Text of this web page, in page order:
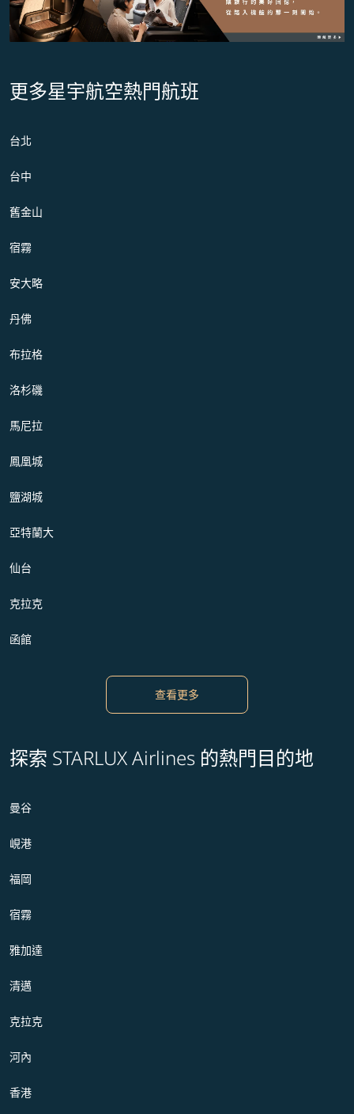
更多星宇航空熱門航班
台北
台中
舊金山
宿霧
安大略
丹佛
布拉格
洛杉磯
馬尼拉
鳳凰城
鹽湖城
亞特蘭大
仙台
克拉克
函館
查看更多
探索 STARLUX Airlines 的熱門目的地
曼谷
峴港
福岡
宿霧
雅加達
清邁
克拉克
河內
香港